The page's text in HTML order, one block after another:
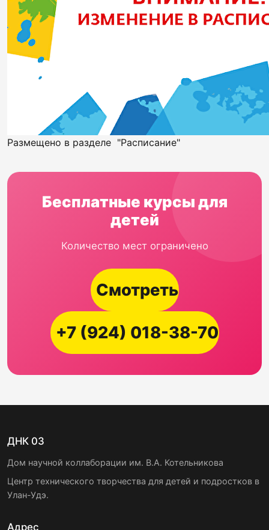
Размещено в разделе "Расписание"
Бесплатные курсы для
детей
Количество мест ограничено
Смотреть
+7 (924) 018-38-70
ДНК 03
Дом научной коллаборации им. В.А. Котельникова
Центр технического творчества для детей и подростков в
Улан-Удэ.
Адрес